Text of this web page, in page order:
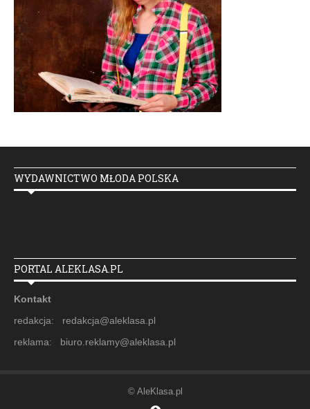
WYDAWNICTWO MŁODA POLSKA
PORTAL ALEKLASA.PL
Kontakt
redakcja: redakcja@aleklasa.pl
reklama: biuro.reklamy@aleklasa.pl
© AleKlasa.pl